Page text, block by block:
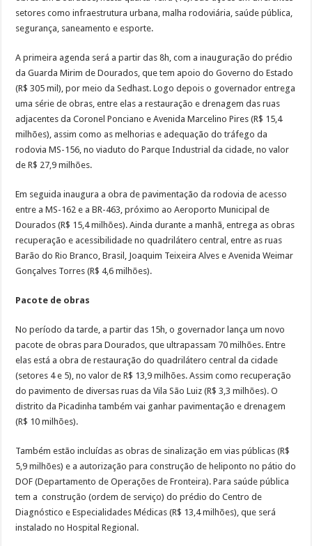
setores como infraestrutura urbana, malha rodoviária, saúde pública,
segurança, saneamento e esporte.
A primeira agenda será a partir das 8h, com a inauguração do prédio
da Guarda Mirim de Dourados, que tem apoio do Governo do Estado
(R$ 305 mil), por meio da Sedhast. Logo depois o governador entrega
uma série de obras, entre elas a restauração e drenagem das ruas
adjacentes da Coronel Ponciano e Avenida Marcelino Pires (R$ 15,4
milhões), assim como as melhorias e adequação do tráfego da
rodovia MS-156, no viaduto do Parque Industrial da cidade, no valor
de R$ 27,9 milhões.
Em seguida inaugura a obra de pavimentação da rodovia de acesso
entre a MS-162 e a BR-463, próximo ao Aeroporto Municipal de
Dourados (R$ 15,4 milhões). Ainda durante a manhã, entrega as obras
recuperação e acessibilidade no quadrilátero central, entre as ruas
Barão do Rio Branco, Brasil, Joaquim Teixeira Alves e Avenida Weimar
Gonçalves Torres (R$ 4,6 milhões).
Pacote de obras
No período da tarde, a partir das 15h, o governador lança um novo
pacote de obras para Dourados, que ultrapassam 70 milhões. Entre
elas está a obra de restauração do quadrilátero central da cidade
(setores 4 e 5), no valor de R$ 13,9 milhões. Assim como recuperação
do pavimento de diversas ruas da Vila São Luiz (R$ 3,3 milhões). O
distrito da Picadinha também vai ganhar pavimentação e drenagem
(R$ 10 milhões).
Também estão incluídas as obras de sinalização em vias públicas (R$
5,9 milhões) e a autorização para construção de heliponto no pátio do
DOF (Departamento de Operações de Fronteira). Para saúde pública
tem a construção (ordem de serviço) do prédio do Centro de
Diagnóstico e Especialidades Médicas (R$ 13,4 milhões), que será
instalado no Hospital Regional.